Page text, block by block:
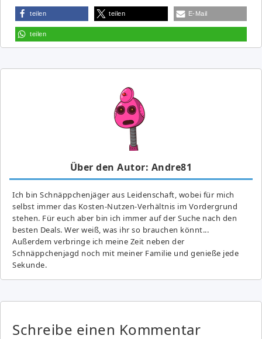
teilen teilen E-Mail
teilen
Über den Autor: Andre81
Ich bin Schnäppchenjäger aus Leidenschaft, wobei für mich
selbst immer das Kosten-Nutzen-Verhältnis im Vordergrund
stehen. Für euch aber bin ich immer auf der Suche nach den
besten Deals. Wer weiß, was ihr so brauchen könnt...
Außerdem verbringe ich meine Zeit neben der
Schnäppchenjagd noch mit meiner Familie und genieße jede
Sekunde.
Schreibe einen Kommentar